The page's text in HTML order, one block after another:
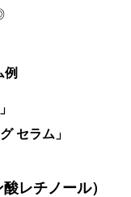
例
セラム」
レチノール）